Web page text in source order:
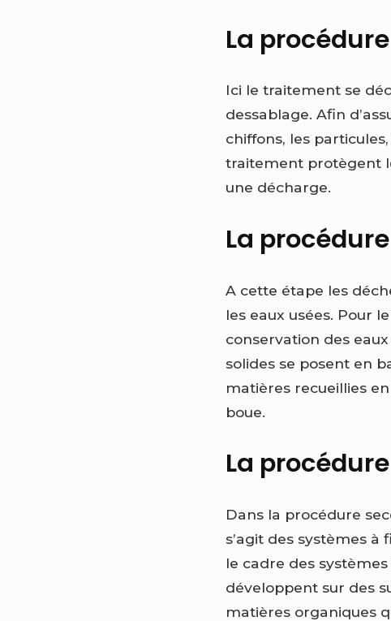
La
Ici le traitement se
dessablage. Afin
chiffons, les
traitement protègent
une décharge.
La
A cette étape les
les eaux usées. Pour
conservation des
solides se posent en
matières recueillies
boue.
La
Dans la procédure
s’agit des systèmes
le cadre des
développent sur des
matières organiques